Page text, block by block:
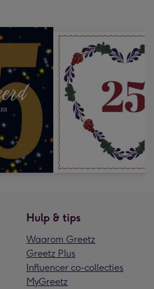
Hulp & tips
Waarom Greetz
Greetz Plus
Influencer co-collecties
MyGreetz